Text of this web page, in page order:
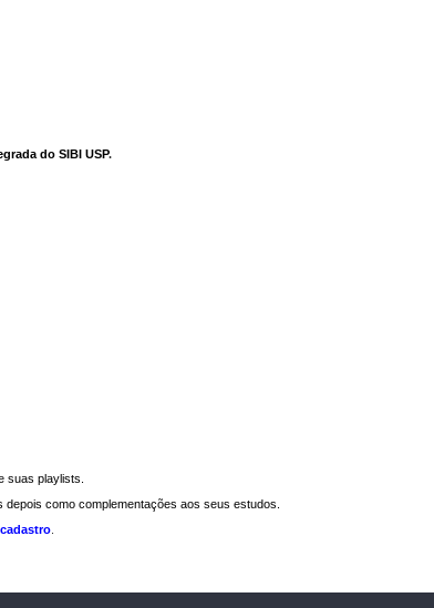
do SIBI USP.
suas playlists.
como complementações aos seus estudos.
cadastro